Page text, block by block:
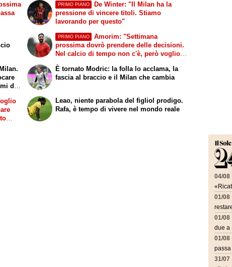
PRIMO PIANO
De Winter: "Il Milan ha la
pressione di vincere titoli. Stiamo
lavorando per questo"
PRIMO PIANO
Amorim: "Settimana
prossima dovrò prendere delle decisioni.
Nel calcio di tempo non c'è, però voglio
dà
È tornato Modric: la folla lo acclama, la
fascia al braccio e il Milan che cambia
Leao, niente parabola del figliol prodigo.
Rafa, è tempo di vivere nel mondo reale
04/08
01/08
01/08
due a
01/08
passa
31/07